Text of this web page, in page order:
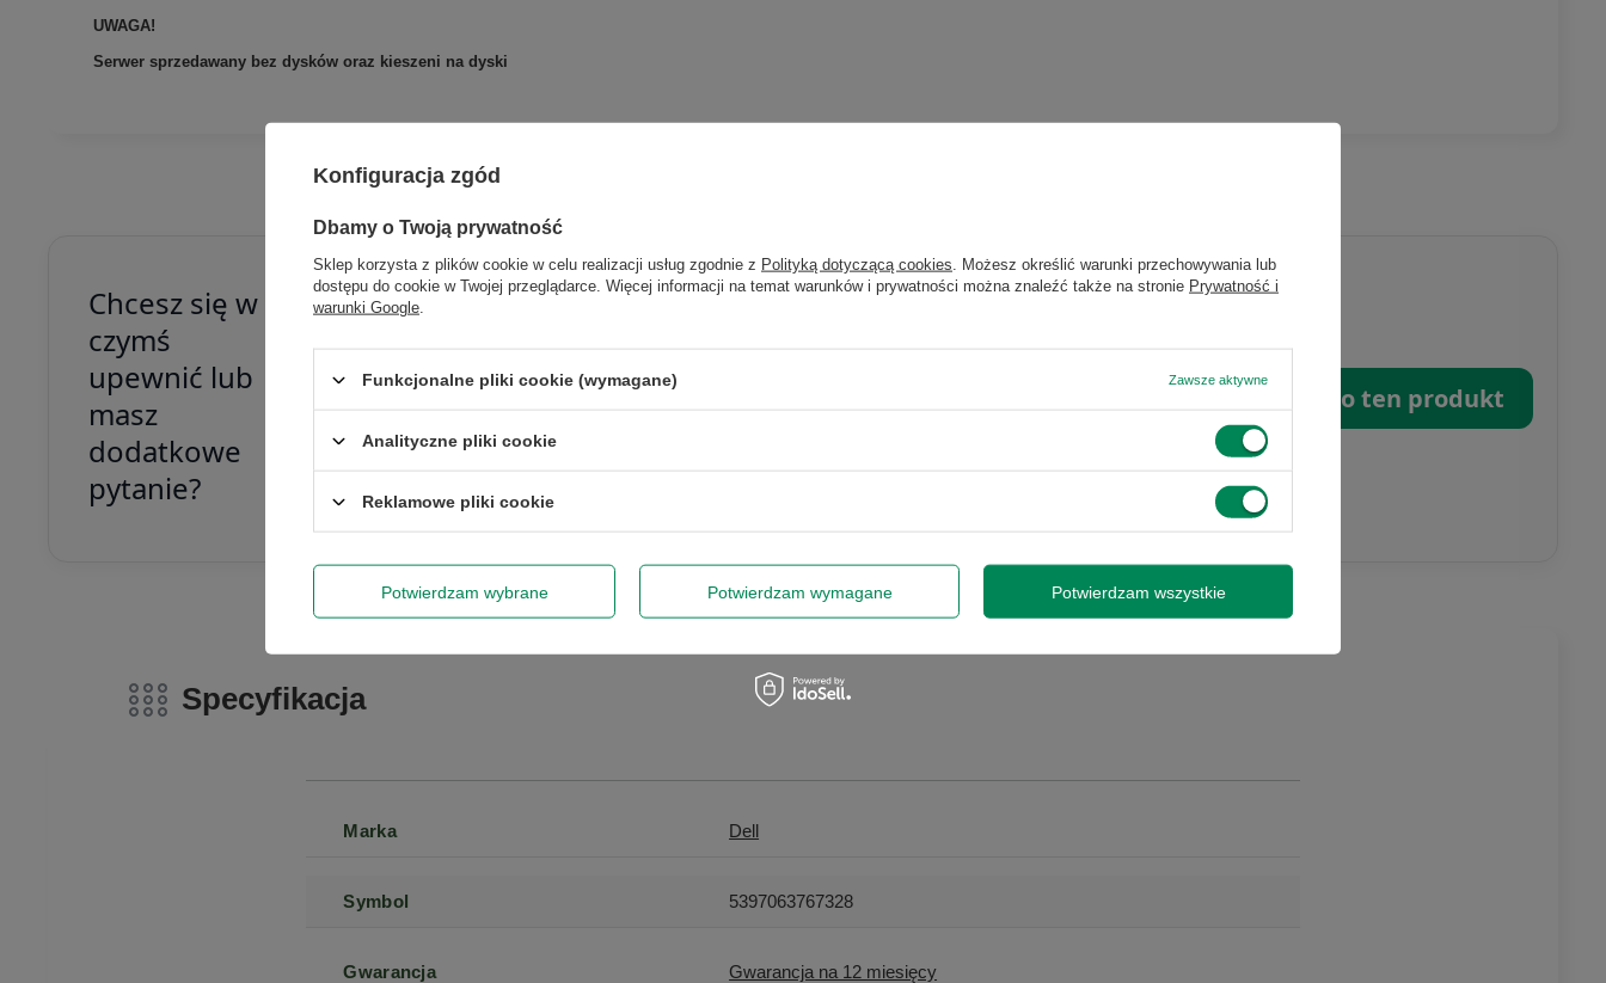
UWAGA!
Serwer sprzedawany bez dysków oraz kieszeni na dyski
Chcesz się w
czymś
upewnić lub
masz
dodatkowe
pytanie?
Skorzystaj z naszej pomocy! Zapytaj o ten produkt
Specyfikacja
Marka Dell
Symbol 5397063767328
Gwarancja Gwarancja na 12 miesięcy
Konfiguracja zgód
Dbamy o Twoją prywatność
Sklep korzysta z plików cookie w celu realizacji usług zgodnie z Polityką dotyczącą cookies . Możesz określić warunki przechowywania lub
dostępu do cookie w Twojej przeglądarce. Więcej informacji na temat warunków i prywatności można znaleźć także na stronie Prywatność i
warunki Google
Funkcjonalne pliki cookie (wymagane) Zawsze aktywne
Analityczne pliki cookie
Reklamowe pliki cookie
Potwierdzam wybrane Potwierdzam wymagane Potwierdzam wszystkie